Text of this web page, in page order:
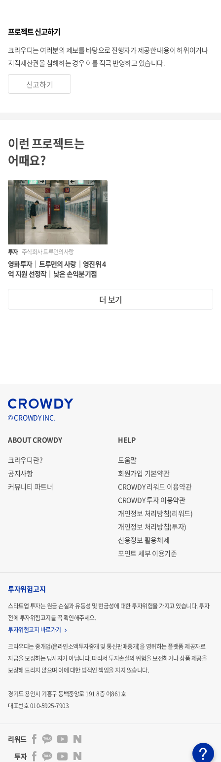
프로젝트 신고하기
크라우디는 여러분의 제보를 바탕으로 진행자가 제공한 내용이 허위이거나
지적재산권을 침해하는 경우 이를 적극 반영하고 있습니다.
신고하기
이런 프로젝트는
어때요?
투자 주식회사 트루먼의사랑
영화투자｜트루먼의 사랑｜영진위 4
억 지원 선정작｜낮은 손익분기점
더 보기
© CROWDY INC.
ABOUT CROWDY
크라우디란?
공지사항
커뮤니티 파트너
HELP
도움말
회원가입 기본약관
CROWDY 리워드 이용약관
CROWDY 투자 이용약관
개인정보 처리방침(리워드)
개인정보 처리방침(투자)
신용정보 활용체제
포인트 세부 이용기준
투자위험고지
스타트업 투자는 원금 손실과 유동성 및 현금성에 대한 투자위험을 가지고 있습니다.투자
전에 투자위험고지를 꼭 확인해주세요.
투자위험고지 바로가기
크라우디는 중개업(온라인소액투자중개 및 통신판매중개)을 영위하는 플랫폼 제공자로
자금을 모집하는당사자가 아닙니다. 따라서 투자손실의 위험을 보전하거나 상품 제공을
보장해 드리지 않으며 이에 대한 법적인 책임을 지지 않습니다.
경기도 용인시 기흥구 동백중앙로 191 8층 이861호
대표번호 010-5925-7903
리워드
투자